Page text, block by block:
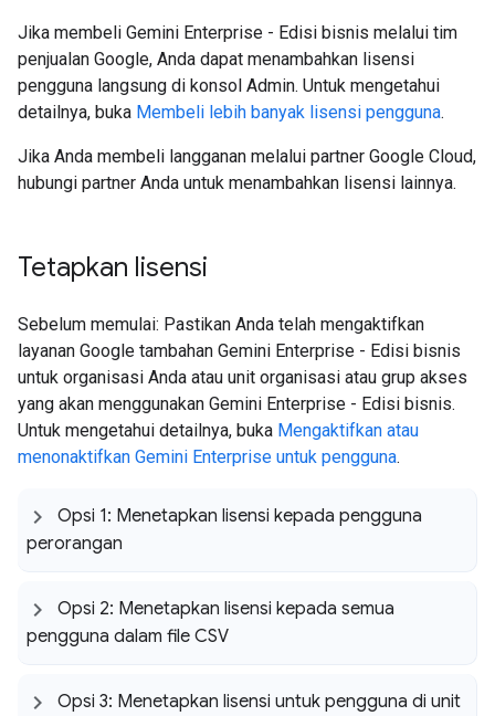
Jika membeli Gemini Enterprise - Edisi bisnis melalui tim
penjualan Google, Anda dapat menambahkan lisensi
pengguna langsung di konsol Admin. Untuk mengetahui
detailnya, buka Membeli lebih banyak lisensi pengguna.
Jika Anda membeli langganan melalui partner Google Cloud,
hubungi partner Anda untuk menambahkan lisensi lainnya.
Tetapkan lisensi
Sebelum memulai: Pastikan Anda telah mengaktifkan
layanan Google tambahan Gemini Enterprise - Edisi bisnis
untuk organisasi Anda atau unit organisasi atau grup akses
yang akan menggunakan Gemini Enterprise - Edisi bisnis.
Untuk mengetahui detailnya, buka Mengaktifkan atau
menonaktifkan Gemini Enterprise untuk pengguna.
Opsi 1: Menetapkan lisensi kepada pengguna
perorangan
Opsi 2: Menetapkan lisensi kepada semua
pengguna dalam file CSV
Opsi 3: Menetapkan lisensi untuk pengguna di unit